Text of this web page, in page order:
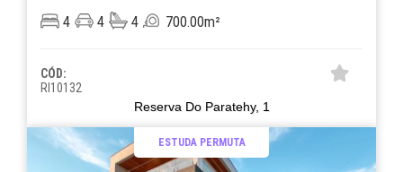
4 4 4 700.00m²
CÓD:
RI10132
Reserva Do Paratehy, 1
ESTUDA PERMUTA